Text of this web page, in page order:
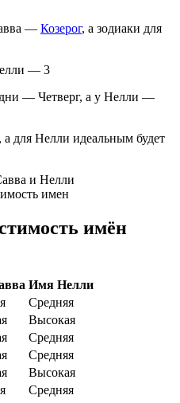
— Козерог, а зодиаки для
— 3
дни — Четверг, а у Нелли —
для Нелли идеальным будет
имен
имён
Имя Нелли
Средняя
Высокая
Средняя
Средняя
Высокая
Средняя